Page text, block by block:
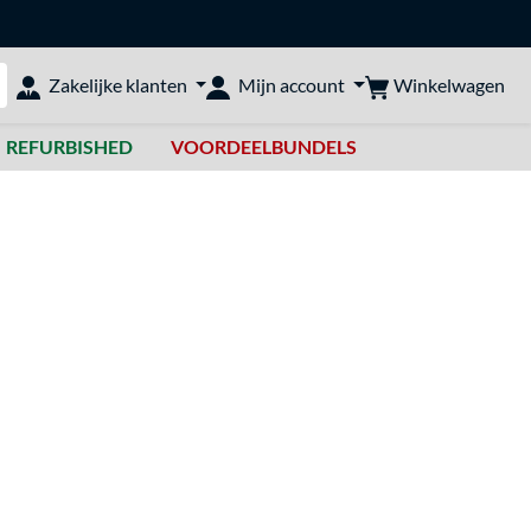
doorzoeken
Zakelijke klanten Mijn account Winkelwagen
REFURBISHED VOORDEELBUNDELS